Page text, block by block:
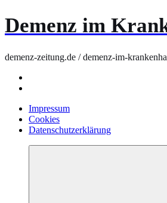
Demenz im
demenz-zeitung.de / demenz-im-
Impressum
Cookies
Datenschutzerklärung